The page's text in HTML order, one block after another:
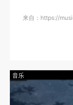
来自：https://
音乐